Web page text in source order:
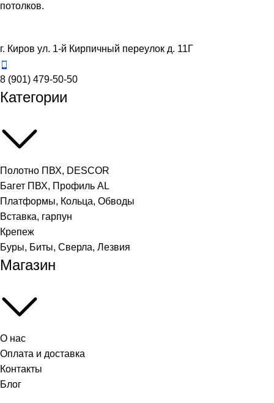
потолков.
г. Киров ул. 1-й Кирпичный переулок д. 11Г
8 (901) 479-50-50
Категории
Полотно ПВХ, DESCOR
Багет ПВХ, Профиль AL
Платформы, Кольца, Обводы
Вставка, гарпун
Крепеж
Буры, Биты, Сверла, Лезвия
Магазин
О нас
Оплата и доставка
Контакты
Блог